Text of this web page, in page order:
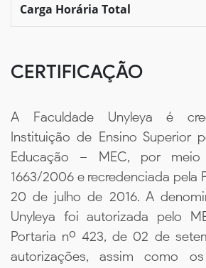
Carga Horária Total
CERTIFICAÇÃO
A Faculdade Unyleya é
Instituição de Ensino Superior
Educação – MEC, por
1663/2006 e recredenciada pela
20 de julho de 2016. A
Unyleya foi autorizada pelo
Portaria nº 423, de 02 de
autorizações, assim como